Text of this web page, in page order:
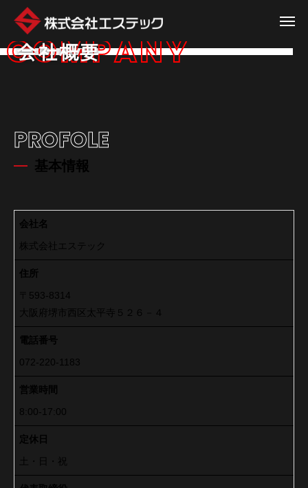
COMPANY
会社概要
PROFOLE
基本情報
会社名
株式会社エステック
住所
〒593-8314
大阪府堺市西区太平寺５２６－４
電話番号
072-220-1183
営業時間
8:00-17:00
定休日
土・日・祝